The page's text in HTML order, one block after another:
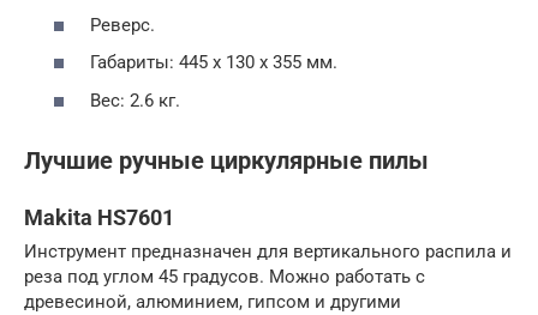
Реверс.
Габариты: 445 х 130 х 355 мм.
Вес: 2.6 кг.
Лучшие ручные циркулярные пилы
Makita HS7601
Инструмент предназначен для вертикального распила и
реза под углом 45 градусов. Можно работать с
древесиной, алюминием, гипсом и другими